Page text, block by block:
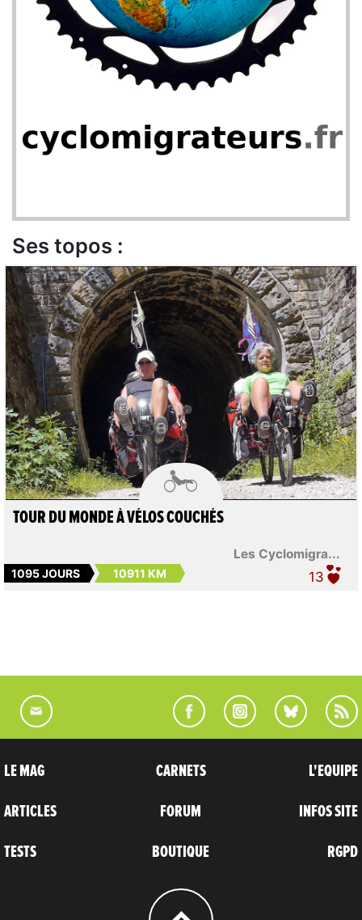
Ses topos :

Les Cyclomigra...
TOUR DU MONDE À VÉLOS COUCHÉS
1095 JOURS 10911 KM 13
LE MAG
ARTICLES
TESTS
CARNETS
FORUM
BOUTIQUE
L'EQUIPE
INFOS SITE
RGPD